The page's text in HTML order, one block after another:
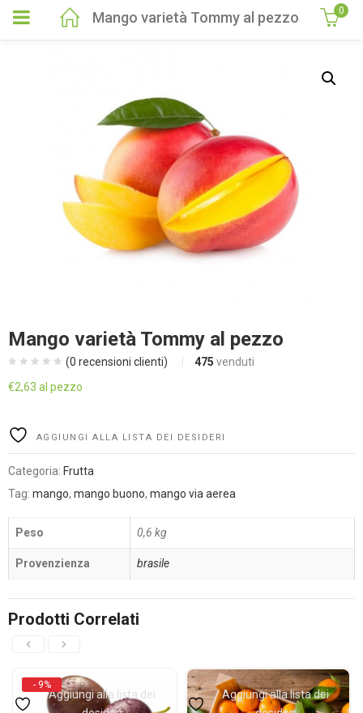
Mango varietà Tommy al pezzo 0
Mango varietà Tommy al pezzo
(0 recensioni clienti) 475 venduti
€2,63 al pezzo
Alternative:
AGGIUNGI ALLA LISTA DEI DESIDERI
Categoria: Frutta
Tag: mango, mango buono, mango via aerea
Peso 0,6 kg
Provenzienza brasile
Prodotti Correlati
- 9%
Aggiungi alla lista dei
Aggiungi alla lista dei